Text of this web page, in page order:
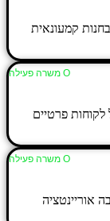
קמעונאית
Ο משרה פעילה
פרטיים
Ο משרה פעילה
אוריינטציה